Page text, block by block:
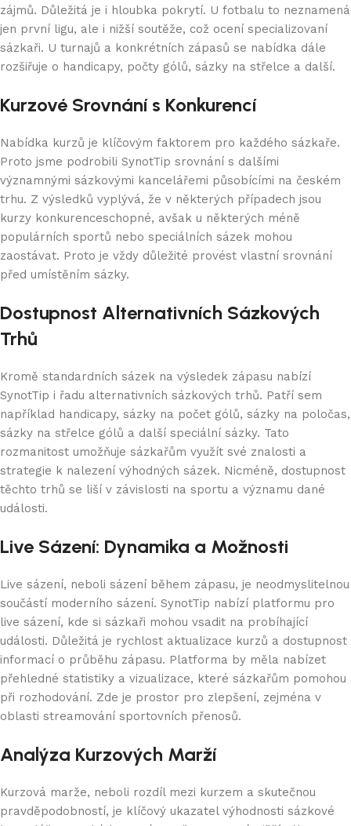
zájmů. Důležitá je i hloubka pokrytí. U fotbalu to neznamená
jen první ligu, ale i nižší soutěže, což ocení specializovaní
sázkaři. U turnajů a konkrétních zápasů se nabídka dále
rozšiřuje o handicapy, počty gólů, sázky na střelce a další.
Kurzové Srovnání s Konkurencí
Nabídka kurzů je klíčovým faktorem pro každého sázkaře.
Proto jsme podrobili SynotTip srovnání s dalšími
významnými sázkovými kancelářemi působícími na českém
trhu. Z výsledků vyplývá, že v některých případech jsou
kurzy konkurenceschopné, avšak u některých méně
populárních sportů nebo speciálních sázek mohou
zaostávat. Proto je vždy důležité provést vlastní srovnání
před umístěním sázky.
Dostupnost Alternativních Sázkových
Trhů
Kromě standardních sázek na výsledek zápasu nabízí
SynotTip i řadu alternativních sázkových trhů. Patří sem
například handicapy, sázky na počet gólů, sázky na poločas,
sázky na střelce gólů a další speciální sázky. Tato
rozmanitost umožňuje sázkařům využít své znalosti a
strategie k nalezení výhodných sázek. Nicméně, dostupnost
těchto trhů se liší v závislosti na sportu a významu dané
události.
Live Sázení: Dynamika a Možnosti
Live sázení, neboli sázení během zápasu, je neodmyslitelnou
součástí moderního sázení. SynotTip nabízí platformu pro
live sázení, kde si sázkaři mohou vsadit na probíhající
události. Důležitá je rychlost aktualizace kurzů a dostupnost
informací o průběhu zápasu. Platforma by měla nabízet
přehledné statistiky a vizualizace, které sázkařům pomohou
při rozhodování. Zde je prostor pro zlepšení, zejména v
oblasti streamování sportovních přenosů.
Analýza Kurzových Marží
Kurzová marže, neboli rozdíl mezi kurzem a skutečnou
pravděpodobností, je klíčový ukazatel výhodnosti sázkové